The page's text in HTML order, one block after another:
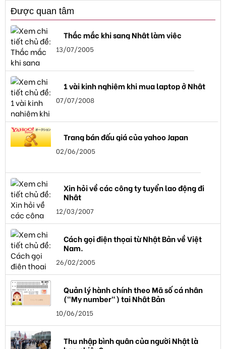
Được quan tâm
Thắc mắc khi sang Nhật làm việc
13/07/2005
1 vài kinh nghiệm khi mua laptop ở Nhật
07/07/2008
Trang bán đấu giá của yahoo Japan
02/06/2005
Xin hỏi về các công ty tuyển lao động đi
Nhật
12/03/2007
Cách gọi điện thọai từ Nhật Bản về Việt
Nam.
26/02/2005
Quản lý hành chính theo Mã số cá nhân
("My number") tại Nhật Bản
10/06/2015
Thu nhập bình quân của người Nhật là